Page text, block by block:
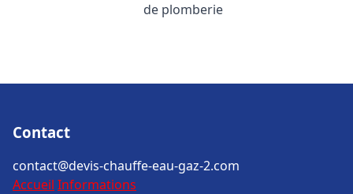
de plomberie
Contact
contact@devis-chauffe-eau-gaz-2.com
Accueil Informations